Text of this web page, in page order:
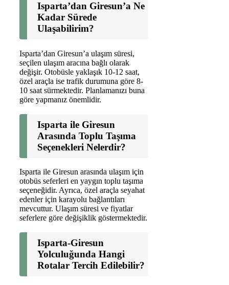
Isparta’dan Giresun’a Ne
Kadar Sürede
Ulaşabilirim?
Isparta’dan Giresun’a ulaşım süresi,
seçilen ulaşım aracına bağlı olarak
değişir. Otobüsle yaklaşık 10-12 saat,
özel araçla ise trafik durumuna göre 8-
10 saat sürmektedir. Planlamanızı buna
göre yapmanız önemlidir.
Isparta ile Giresun
Arasında Toplu Taşıma
Seçenekleri Nelerdir?
Isparta ile Giresun arasında ulaşım için
otobüs seferleri en yaygın toplu taşıma
seçeneğidir. Ayrıca, özel araçla seyahat
edenler için karayolu bağlantıları
mevcuttur. Ulaşım süresi ve fiyatlar
seferlere göre değişiklik göstermektedir.
Isparta-Giresun
Yolculuğunda Hangi
Rotalar Tercih Edilebilir?